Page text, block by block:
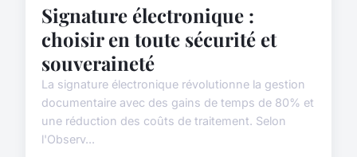
Signature électronique :
choisir en toute sécurité et
souveraineté
La signature électronique révolutionne la gestion
documentaire avec des gains de temps de 80% et
une réduction des coûts de traitement. Selon
l'Observ...